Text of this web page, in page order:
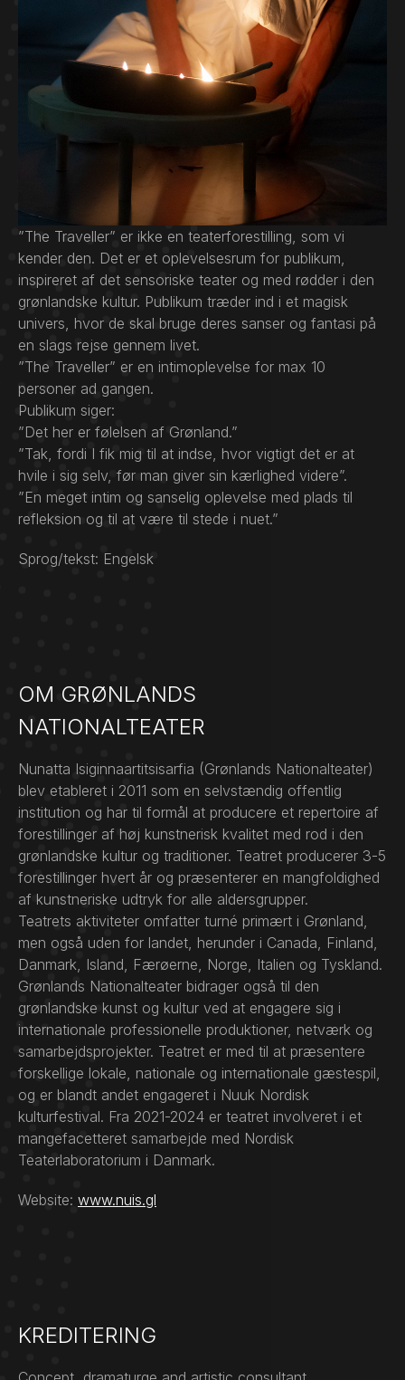
”The Traveller” er ikke en teaterforestilling, som vi
kender den. Det er et oplevelsesrum for publikum,
inspireret af det sensoriske teater og med rødder i den
grønlandske kultur. Publikum træder ind i et magisk
univers, hvor de skal bruge deres sanser og fantasi på
en slags rejse gennem livet.
”The Traveller” er en intimoplevelse for max 10
personer ad gangen.
Publikum siger:
”Det her er følelsen af Grønland.”
”Tak, fordi I fik mig til at indse, hvor vigtigt det er at
hvile i sig selv, før man giver sin kærlighed videre”.
”En meget intim og sanselig oplevelse med plads til
refleksion og til at være til stede i nuet.”
Sprog/tekst: Engelsk
OM GRØNLANDS
NATIONALTEATER
Nunatta Isiginnaartitsisarfia (Grønlands Nationalteater)
blev etableret i 2011 som en selvstændig offentlig
institution og har til formål at producere et repertoire af
forestillinger af høj kunstnerisk kvalitet med rod i den
grønlandske kultur og traditioner. Teatret producerer 3-5
forestillinger hvert år og præsenterer en mangfoldighed
af kunstneriske udtryk for alle aldersgrupper.
Teatrets aktiviteter omfatter turné primært i Grønland,
men også uden for landet, herunder i Canada, Finland,
Danmark, Island, Færøerne, Norge, Italien og Tyskland.
Grønlands Nationalteater bidrager også til den
grønlandske kunst og kultur ved at engagere sig i
internationale professionelle produktioner, netværk og
samarbejdsprojekter. Teatret er med til at præsentere
forskellige lokale, nationale og internationale gæstespil,
og er blandt andet engageret i Nuuk Nordisk
kulturfestival. Fra 2021-2024 er teatret involveret i et
mangefacetteret samarbejde med Nordisk
Teaterlaboratorium i Danmark.
Website: www.nuis.gl
KREDITERING